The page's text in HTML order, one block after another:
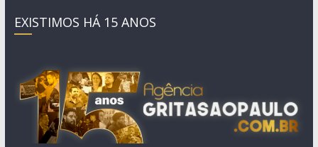
EXISTIMOS HÁ 15 ANOS